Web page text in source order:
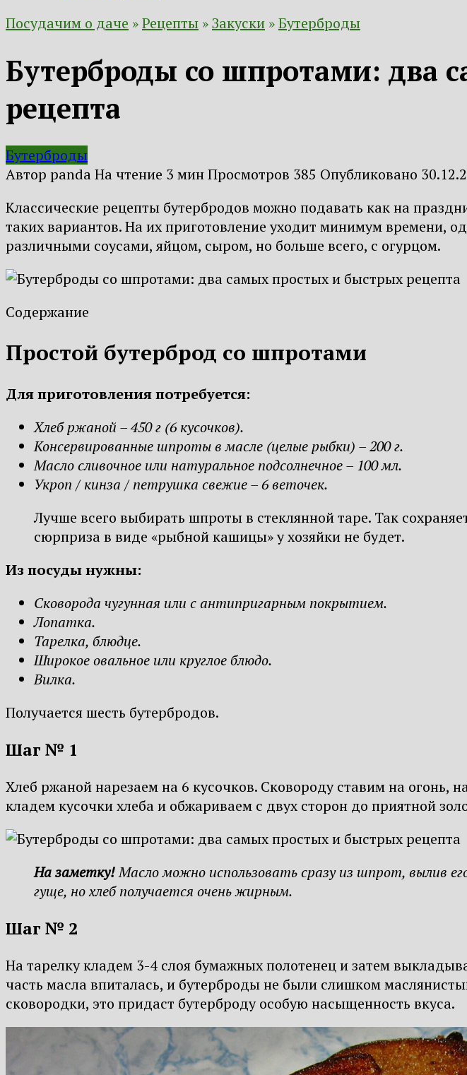
Посудачим о даче »Рецепты »Закуски »Бутерброды
Бутерброды со шпротами: два
рецепта
Бутерброды
Автор pandaНа чтение 3 минПросмотров 385 Опубликовано
Классические рецепты бутербродов можно подавать как на
таких вариантов. На их приготовление уходит минимум времени,
различными соусами, яйцом, сыром, но больше всего, с огурцом.
Содержание
Простой бутерброд со шпротами
Для приготовления потребуется:
Хлеб ржаной – 450 г (6 кусочков).
Консервированные шпроты в масле (целые рыбки) – 200 г.
Масло сливочное или натуральное подсолнечное – 100 мл.
Укроп / кинза / петрушка свежие – 6 веточек.
Лучше всего выбирать шпроты в стеклянной таре. Так
сюрприза в виде «рыбной кашицы» у хозяйки не будет.
Из посуды нужны:
Сковорода чугунная или с антипригарным покрытием.
Лопатка.
Тарелка, блюдце.
Широкое овальное или круглое блюдо.
Вилка.
Получается шесть бутербродов.
Шаг № 1
Хлеб ржаной нарезаем на 6 кусочков. Сковороду ставим на огонь,
кладем кусочки хлеба и обжариваем с двух сторон до приятной
На заметку!Масло можно использовать сразу из шпрот, вылив
гуще, но хлеб получается очень жирным.
Шаг № 2
На тарелку кладем 3-4 слоя бумажных полотенец и затем
часть масла впиталась, и бутерброды не были слишком
сковородки, это придаст бутерброду особую насыщенность вкуса.